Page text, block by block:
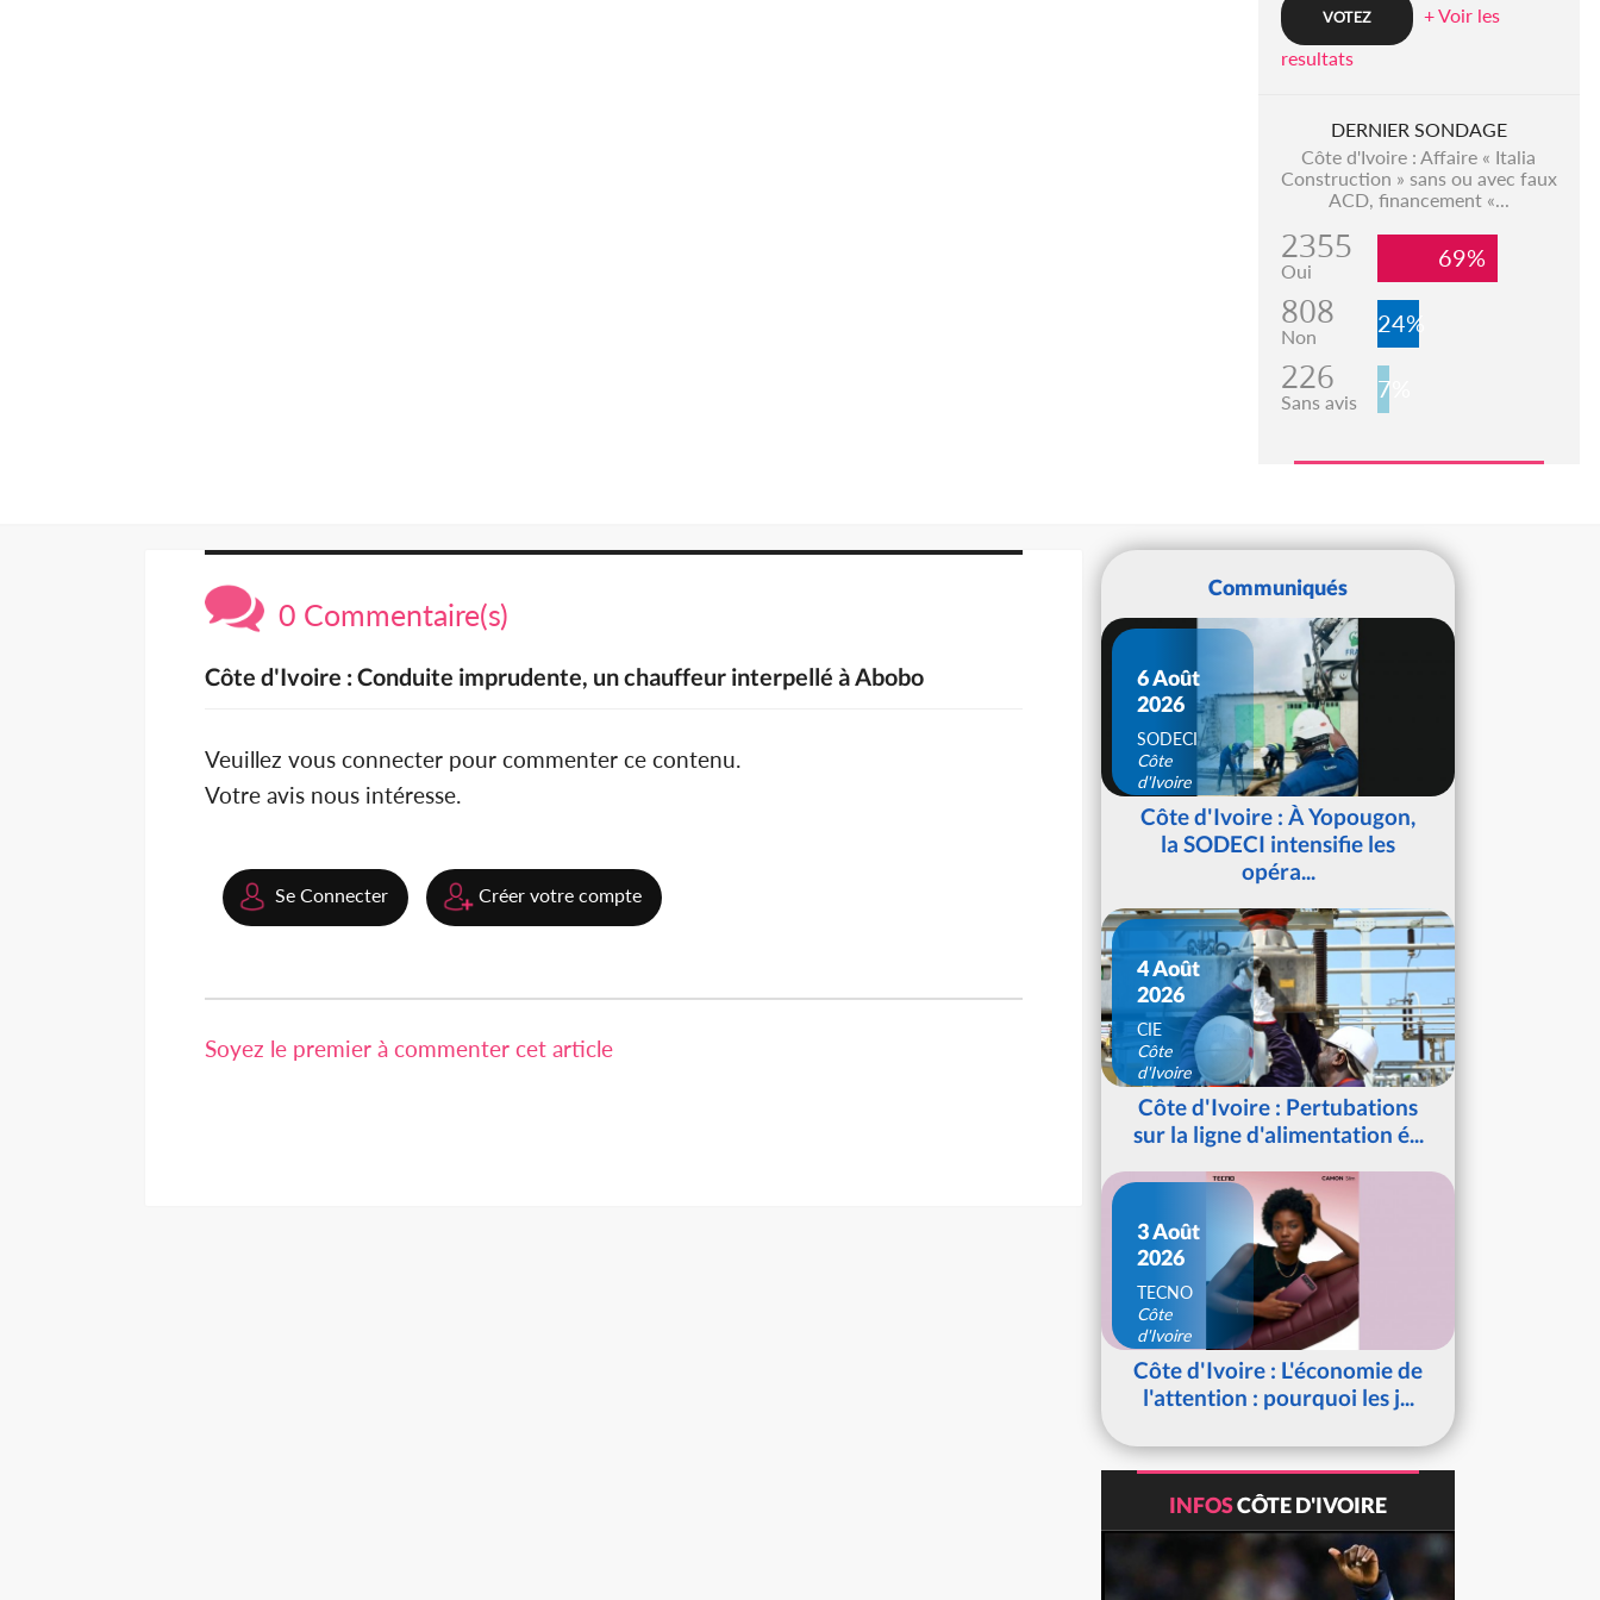
+ Voir les
resultats
DERNIER SONDAGE
Côte d'Ivoire : Affaire « Italia
Construction » sans ou avec faux
ACD, financement «...
2355
Oui 69%
808
Non 24%
226
Sans avis 7%
0 Commentaire(s)
Côte d'Ivoire : Conduite imprudente, un chauffeur interpellé à Abobo
Veuillez vous connecter pour commenter ce contenu.
Votre avis nous intéresse.
Se Connecter Créer votre compte
Soyez le premier à commenter cet article
Communiqués
6 Août
2026
SODECI
Côte
d'Ivoire
Côte d'Ivoire : À Yopougon,
la SODECI intensifie les
opéra...
4 Août
2026
CIE
Côte
d'Ivoire
Côte d'Ivoire : Pertubations
sur la ligne d'alimentation é...
3 Août
2026
TECNO
Côte
d'Ivoire
Côte d'Ivoire : L'économie de
l'attention : pourquoi les j...
INFOSCÔTE D'IVOIRE